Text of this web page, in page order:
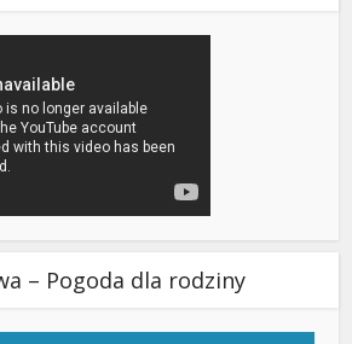
– Pogoda dla rodziny